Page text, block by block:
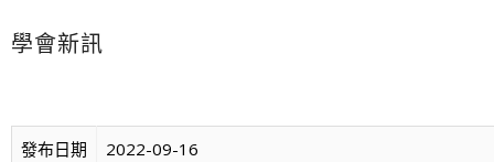
學會新訊
發布日期 2022-09-16